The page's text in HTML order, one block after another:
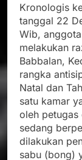
Kronologis
tanggal 22
Wib,
melakukan
Babbalan,
rangka
Natal dan
satu kamar
oleh
sedang
dilakukan
sabu (bong)